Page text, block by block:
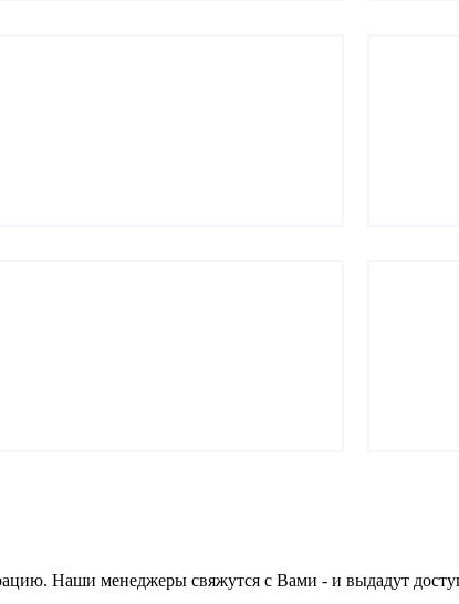
Наши менеджеры свяжутся с Вами - и выдадут